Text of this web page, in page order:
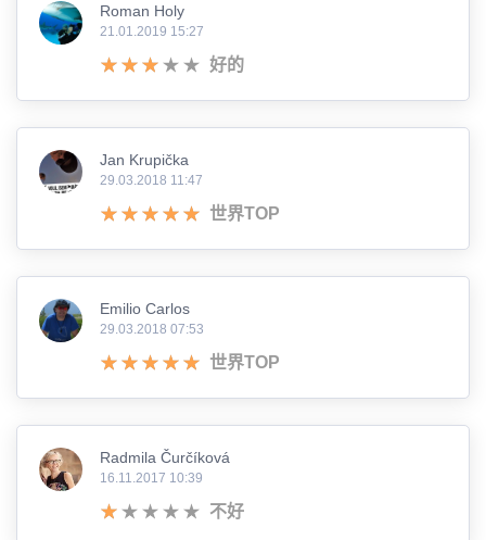
Roman Holy
21.01.2019 15:27
好的
Jan Krupička
29.03.2018 11:47
世界TOP
Emilio Carlos
29.03.2018 07:53
世界TOP
Radmila Čurčíková
16.11.2017 10:39
不好